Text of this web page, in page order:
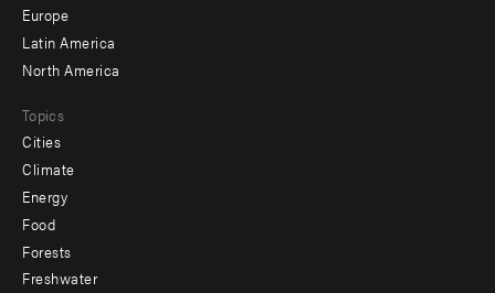
secondary
Europe
Latin America
North America
Topics
Cities
Climate
Energy
Food
Forests
Freshwater